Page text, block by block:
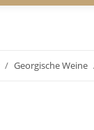
Georgische Weine